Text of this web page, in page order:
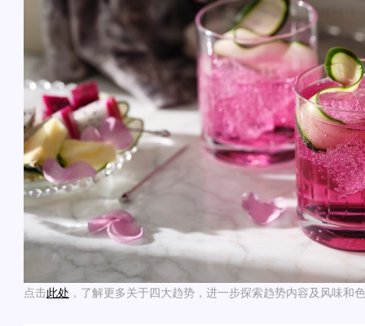
点击此处 ，了解更多关于四大趋势，进一步探索趋势内容及风味和